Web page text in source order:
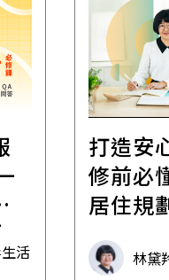
活
打造安
修前必
居住規
林黛